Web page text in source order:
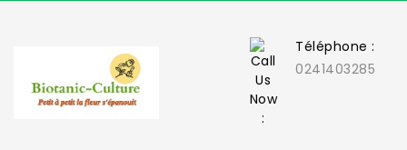
Téléphone :
0241403285